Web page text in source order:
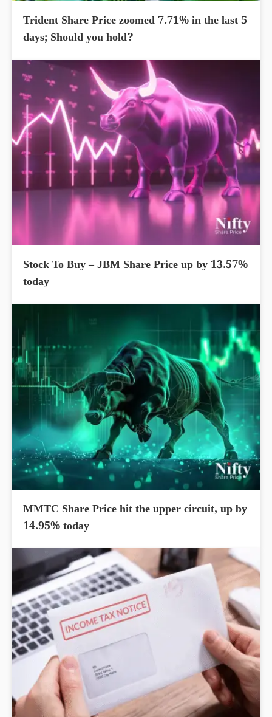
Trident Share Price zoomed 7.71% in the last 5
days; Should you hold?
Stock To Buy – JBM Share Price up by 13.57%
today
MMTC Share Price hit the upper circuit, up by
14.95% today